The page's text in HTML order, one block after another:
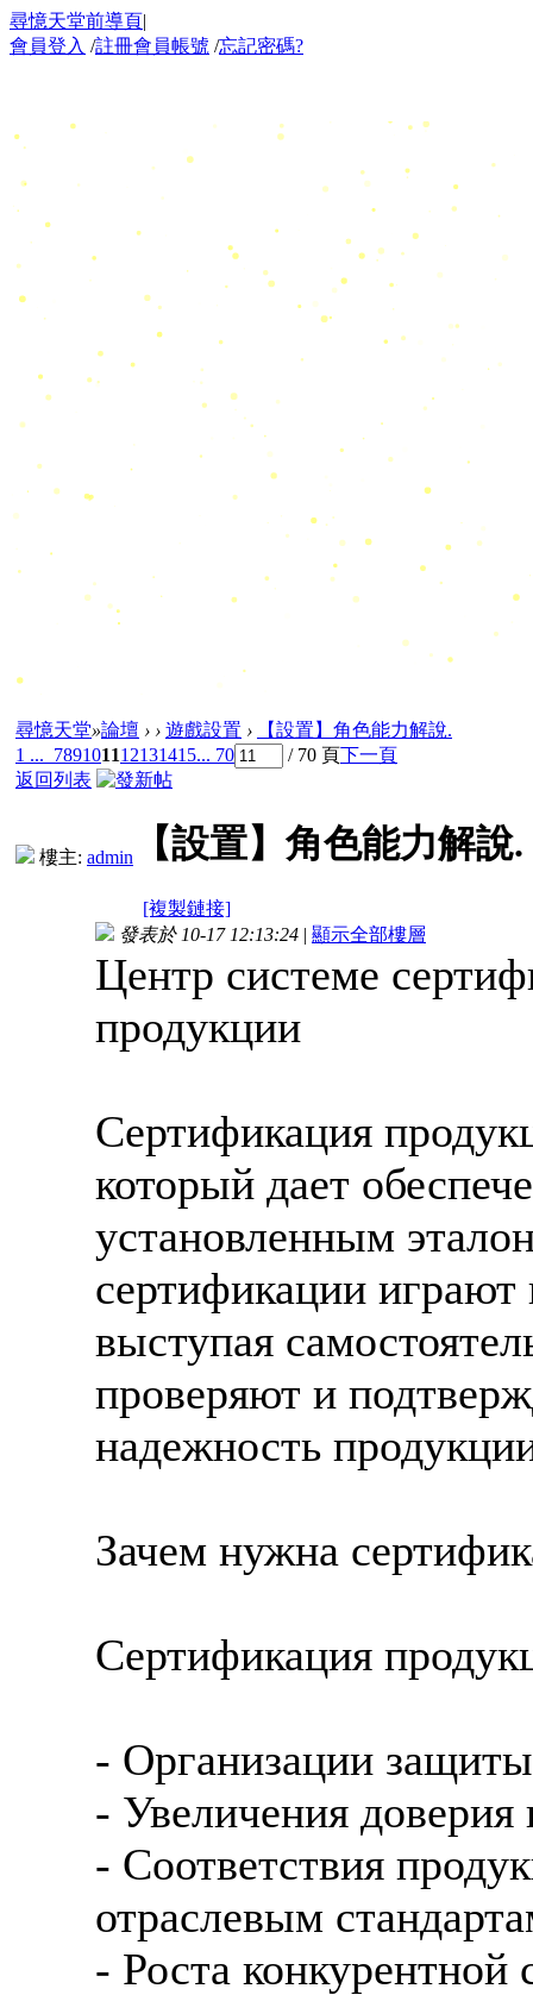
尋憶天堂前導頁|
會員登入 /註冊會員帳號 /忘記密碼?
尋憶天堂»論壇 › › 遊戲設置 ›
【設置】角色能力解說.
1 ... 789101112131415... 70 / 70 頁下一頁
返回列表
樓主: admin 【設置】角色能力解說.
[複製鏈接]
發表於 10-17 12:13:24 | 顯示全部樓層
Центр системе
продукции
Сертификация
который дает
установленным
сертификации
выступая
проверяют и
надежность
Зачем нужна
Сертификация
- Организации
- Увеличения доверия
- Соответствия
отраслевым
- Роста конкурентной